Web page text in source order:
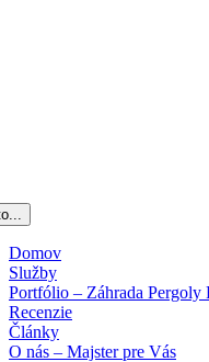
Domov
Služby
Portfólio – Záhrada Pergoly
Recenzie
Články
O nás – Majster pre Vás